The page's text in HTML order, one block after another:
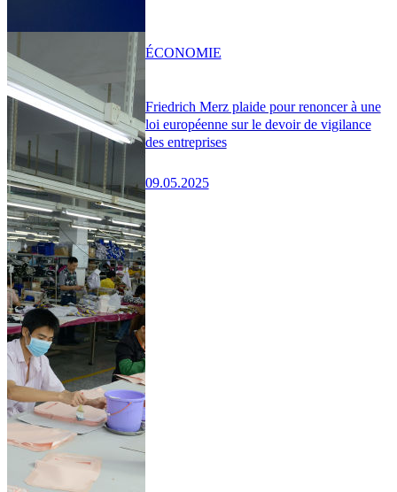
Friedrich Merz plaide pour renoncer à une
loi européenne sur le devoir de vigilance
des entreprises
09.05.2025
ÉCONOMIE